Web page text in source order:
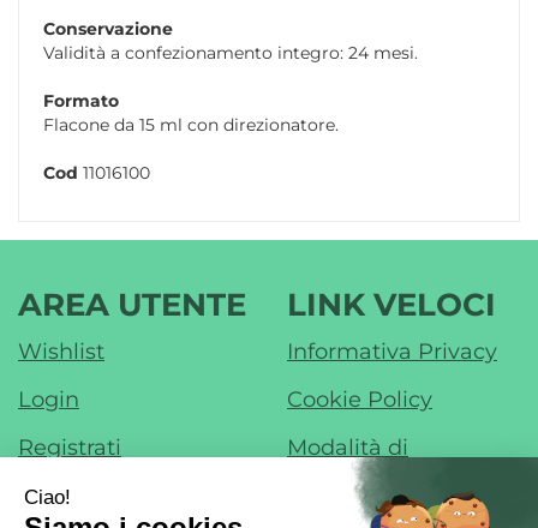
Conservazione
Validità a confezionamento integro: 24 mesi.
Formato
Flacone da 15 ml con direzionatore.
Cod 11016100
AREA UTENTE
Wishlist
Login
Registrati
Contatti
LINK VELOCI
Informativa Privacy
Cookie Policy
Modalità di
Pagamento